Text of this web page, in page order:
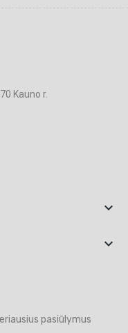
Kauno r.


pasiūlymus